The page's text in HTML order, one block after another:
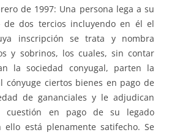
1997: Una persona lega a su
de dos tercios incluyendo en él el
inscripción se trata y nombra
y sobrinos, los cuales, sin contar
la sociedad conyugal, parten la
cónyuge ciertos bienes en pago de
de gananciales y le adjudican
en pago de su legado
está plenamente satifecho. Se